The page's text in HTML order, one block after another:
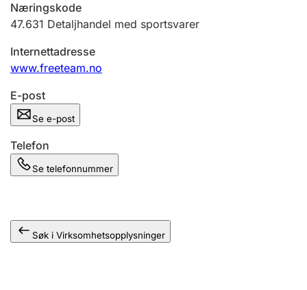
Offentlig sektor
Andre tema
Næringskode
47.631 Detaljhandel med sportsvarer
Internettadresse
www.freeteam.no
E-post
Se e-post
Telefon
Se telefonnummer
Søk i Virksomhetsopplysninger